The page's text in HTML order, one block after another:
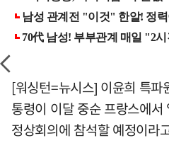
[워싱턴=뉴시스] 이윤희 특
통령이 이달 중순 프랑스에
정상회의에 참석할 예정이라